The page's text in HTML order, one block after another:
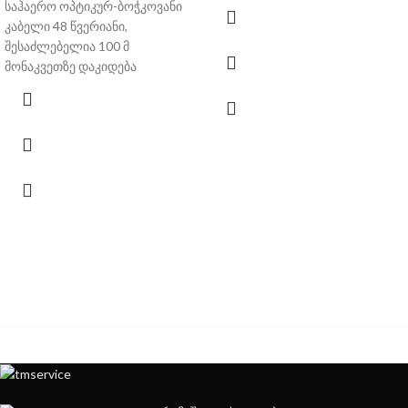
საჰაერო ოპტიკურ-ბოჭკოვანი
კაბელი 48 წვერიანი,
შესაძლებელია 100 მ
მონაკვეთზე დაკიდება